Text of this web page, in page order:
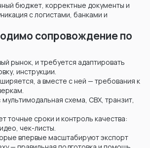
бюджет, корректные документы и
с логистами, банками и
сопровождение по
рынок, и требуется адаптировать
инструкции.
а вместе с ней — требования к
схема, СВХ, транзит,
точные сроки и контроль качества:
чек-листы.
впервые масштабируют экспорт